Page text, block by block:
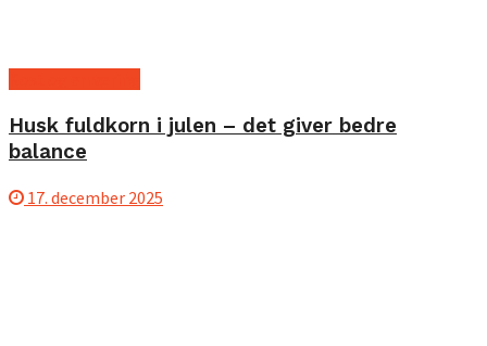
Husk fuldkorn i julen – det giver bedre
balance
17. december 2025